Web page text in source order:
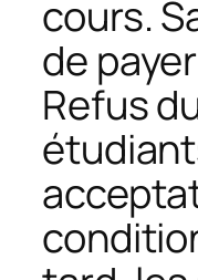
cours.
de
Refus